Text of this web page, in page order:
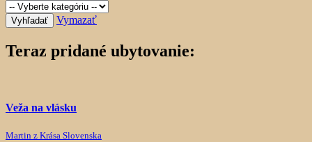
Vyhľadať Vymazať
Teraz pridané ubytovanie:
Veža na vlásku
Martin z Krása Slovenska